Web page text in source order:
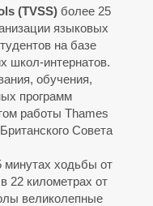
(TVSS)более 25
языковых
на базе
школ-интернатов.
обучения,
программ
работы Thames
Совета
минутах ходьбы от
22 километрах от
великолепные